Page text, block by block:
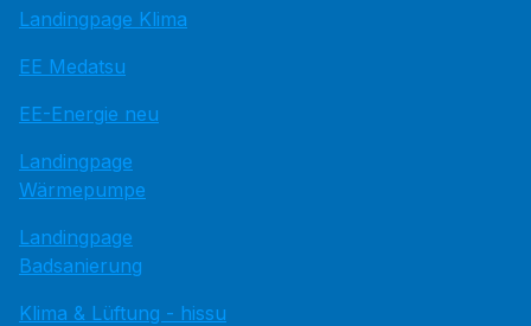
Landingpage Klima
EE Medatsu
EE-Energie neu
Landingpage
Wärmepumpe
Landingpage
Badsanierung
Klima & Lüftung - hissu